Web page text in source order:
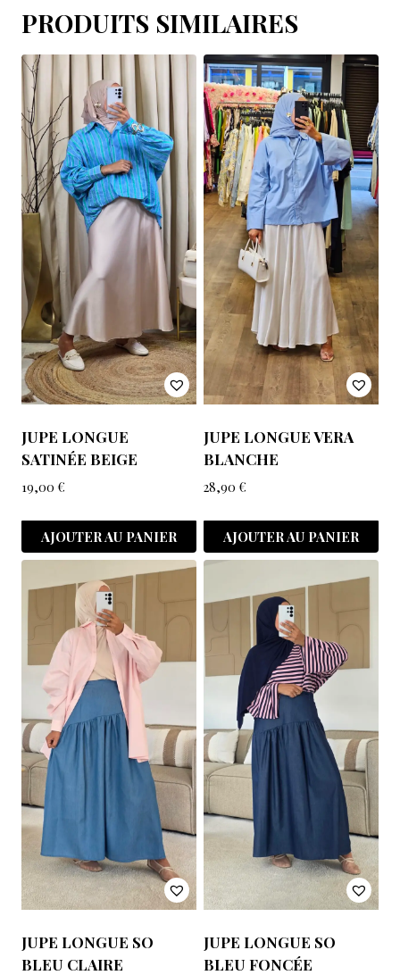
PRODUITS SIMILAIRES
JUPE LONGUE
SATINÉE BEIGE
19,00 €
AJOUTER AU PANIER
JUPE LONGUE VERA
BLANCHE
28,90 €
AJOUTER AU PANIER
JUPE LONGUE SO
BLEU CLAIRE
JUPE LONGUE SO
BLEU FONCÉE